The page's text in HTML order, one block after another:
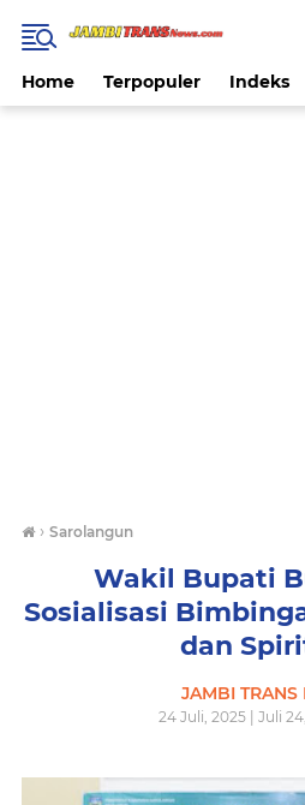
Home Terpopuler Indeks
› Sarolangun
Wakil Bupati
Sosialisasi
dan
JAMBI TRANS
24 Juli, 2025 | Juli